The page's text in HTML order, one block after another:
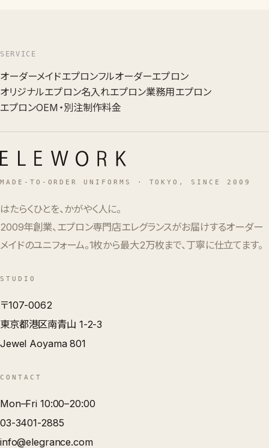
SERVICE
オーダーメイドエプロンフルオーダーエプロン
オリジナルエプロン名入れエプロン業務用エプロン
エプロンOEM・別注制作料金
MADE-TO-ORDER UNIFORMS · TOKYO, SINCE 2009
はたらくひとを、かがやく人に。
2009年創業、エプロン専門店エレグランスがお届けするオーダー
メイドのユニフォーム。1枚から最大2万枚まで、丁寧に仕立てます。
STUDIO
〒107-0062
東京都港区南青山 1-2-3
Jewel Aoyama 801
CONTACT
Mon–Fri 10:00–20:00
03-3401-2885
info@elegrance.com